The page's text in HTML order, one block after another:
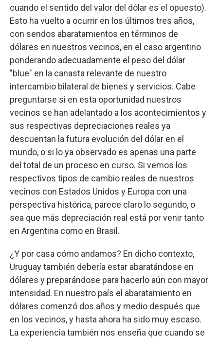
cuando el sentido del valor del dólar es el opuesto).
Esto ha vuelto a ocurrir en los últimos tres años,
con sendos abaratamientos en términos de
dólares en nuestros vecinos, en el caso argentino
ponderando adecuadamente el peso del dólar
"blue" en la canasta relevante de nuestro
intercambio bilateral de bienes y servicios. Cabe
preguntarse si en esta oportunidad nuestros
vecinos se han adelantado a los acontecimientos y
sus respectivas depreciaciones reales ya
descuentan la futura evolución del dólar en el
mundo, o si lo ya observado es apenas una parte
del total de un proceso en curso. Si vemos los
respectivos tipos de cambio reales de nuestros
vecinos con Estados Unidos y Europa con una
perspectiva histórica, parece claro lo segundo, o
sea que más depreciación real está por venir tanto
en Argentina como en Brasil.
¿Y por casa cómo andamos? En dicho contexto,
Uruguay también debería estar abaratándose en
dólares y preparándose para hacerlo aún con mayor
intensidad. En nuestro país el abaratamiento en
dólares comenzó dos años y medio después que
en los vecinos, y hasta ahora ha sido muy escaso.
La experiencia también nos enseña que cuando se